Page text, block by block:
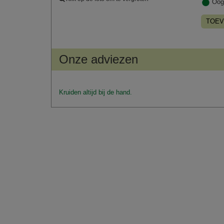
Onze adviezen
Kruiden altijd bij de hand.